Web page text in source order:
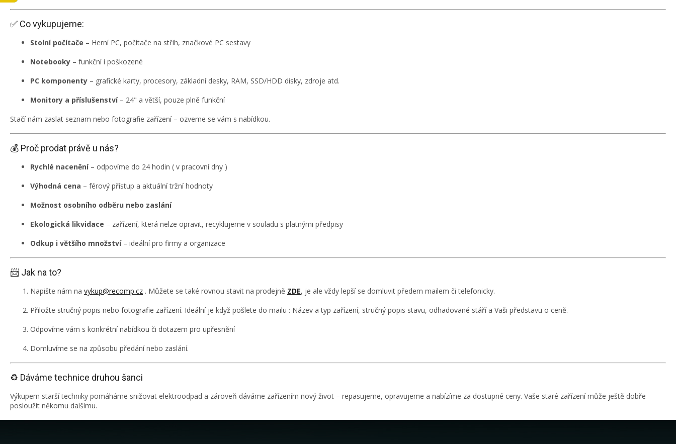
✅ Co vykupujeme:
Stolní počítače – Herní PC, počítače na střih, značkové PC sestavy
Notebooky – funkční i poškozené
PC komponenty – grafické karty, procesory, základní desky, RAM, SSD/HDD disky, zdroje atd.
Monitory a příslušenství– 24" a větší, pouze plně funkční
Stačí nám zaslat seznam nebo fotografie zařízení – ozveme se vám s nabídkou.
💰 Proč prodat právě u nás?
Rychlé nacenění– odpovíme do 24 hodin ( v pracovní dny )
Výhodná cena – férový přístup a aktuální tržní hodnoty
Možnost osobního odběru nebo zaslání
Ekologická likvidace – zařízení, která nelze opravit, recyklujeme v souladu s platnými předpisy
Odkup i většího množství– ideální pro firmy a organizace
📨 Jak na to?
Napište nám na vykup@recomp.cz . Můžete se také rovnou stavit na prodejně ZDE, je ale vždy lepší se domluvit předem mailem či telefonicky.
Přiložte stručný popis nebo fotografie zařízení. Ideální je když pošlete do mailu : Název a typ zařízení, stručný popis stavu, odhadované stáří a Vaši představu o ceně.
Odpovíme vám s konkrétní nabídkou či dotazem pro upřesnění
Domluvíme se na způsobu předání nebo zaslání.
♻️ Dáváme technice druhou šanci
Výkupem starší techniky pomáháme snižovat elektroodpad a zároveň dáváme zařízením nový život – repasujeme, opravujeme a nabízíme za dostupné ceny. Vaše staré zařízení může ještě dobře
posloužit někomu dalšímu.